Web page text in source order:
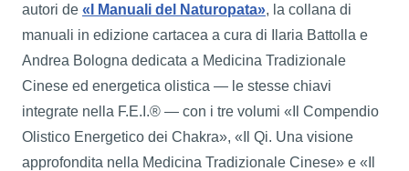
autori de «I Manuali del Naturopata», la collana di
manuali in edizione cartacea a cura di Ilaria Battolla e
Andrea Bologna dedicata a Medicina Tradizionale
Cinese ed energetica olistica — le stesse chiavi
integrate nella F.E.I.® — con i tre volumi «Il Compendio
Olistico Energetico dei Chakra», «Il Qi. Una visione
approfondita nella Medicina Tradizionale Cinese» e «Il